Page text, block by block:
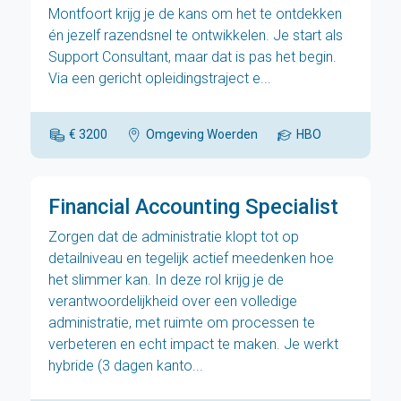
Montfoort krijg je de kans om het te ontdekken
én jezelf razendsnel te ontwikkelen. Je start als
Support Consultant, maar dat is pas het begin.
Via een gericht opleidingstraject e...
€ 3200 Omgeving Woerden HBO
Financial Accounting Specialist
Zorgen dat de administratie klopt tot op
detailniveau en tegelijk actief meedenken hoe
het slimmer kan. In deze rol krijg je de
verantwoordelijkheid over een volledige
administratie, met ruimte om processen te
verbeteren en echt impact te maken. Je werkt
hybride (3 dagen kanto...